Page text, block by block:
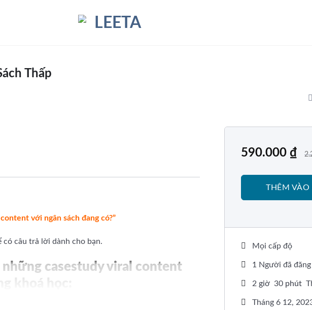
Thấp
với ngân sách đang có?”
có câu trả lời dành cho bạn.
casestudy viral content
590.000 ₫
THÊM VÀO
Mọi cấp độ
1 Người đã
2 giờ 30 phút
Tháng 6 12,